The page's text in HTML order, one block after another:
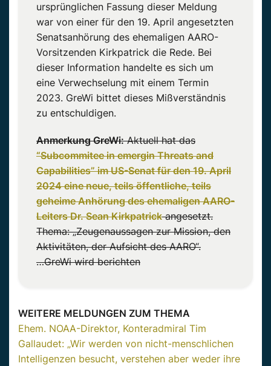
ursprünglichen Fassung dieser Meldung
war von einer für den 19. April angesetzten
Senatsanhörung des ehemaligen AARO-
Vorsitzenden Kirkpatrick die Rede. Bei
dieser Information handelte es sich um
eine Verwechselung mit einem Termin
2023. GreWi bittet dieses Mißverständnis
zu entschuldigen.
Anmerkung GreWi:Aktuell hat das
“Subcommitee in emergin Threats and
Capabilities” im US-Senat für den 19. April
2024 eine neue, teils öffentliche, teils
geheime Anhörung des ehemaligen AARO-
Leiters Dr. Sean Kirkpatrickangesetzt.
Thema: „Zeugenaussagen zur Mission, den
Aktivitäten, der Aufsicht des AARO“.
…GreWi wird berichten
WEITERE MELDUNGEN ZUM THEMA
Ehem. NOAA-Direktor, Konteradmiral Tim
Gallaudet: „Wir werden von nicht-menschlichen
Intelligenzen besucht, verstehen aber weder ihre